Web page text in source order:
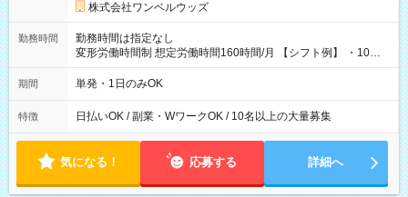
株式会社ワンベルウッズ
勤務時間
勤務時間は指定なし
変形労働時間制 想定労働時間160時間/月 【シフト例】 ・10：
00～20：00
期間 単発・1日のみOK
特徴 日払いOK / 副業・WワークOK / 10名以上の大量募集
気になる！ 応募する 詳細へ